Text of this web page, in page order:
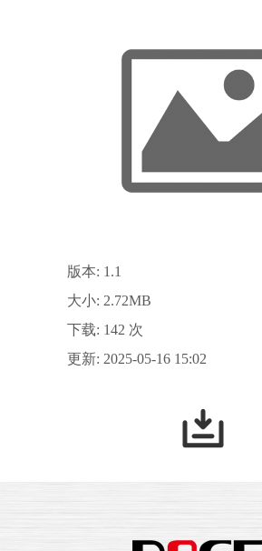
版本: 1.1
大小: 2.72MB
下载: 142 次
更新: 2025-05-16 15:02